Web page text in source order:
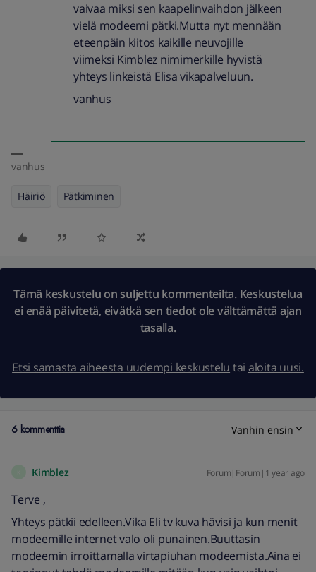
vaivaa miksi sen kaapelinvaihdon jälkeen
vielä modeemi pätki.Mutta nyt mennään
eteenpäin kiitos kaikille neuvojille
viimeksi Kimblez nimimerkille hyvistä
yhteys linkeistä Elisa vikapalveluun.
vanhus
vanhus
Häiriö Pätkiminen
Tämä keskustelu on suljettu kommenteilta. Keskustelua
ei enää päivitetä, eivätkä sen tiedot ole välttämättä ajan
tasalla.
Etsi samasta aiheesta uudempi keskustelu tai aloita uusi.
6 kommenttia Vanhin ensin
Kimblez Forum|Forum|1 year ago
Terve ,
Yhteys pätkii edelleen.Vika Eli tv kuva hävisi ja kun menit
modeemille internet valo oli punainen.Buuttasin
modeemin irroittamalla virtapiuhan modeemista.Aina ei